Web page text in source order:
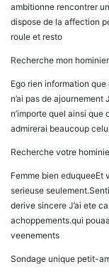
ambitionne rencontrer
dispose de la affection
roule et resto
Recherche mon
Ego rien information
n’ai pas de
n’importe quel ainsi
admirerai beaucoup
Recherche votre
Femme bien eduqueeEt
serieuse
derive sincere J’ai ete
achoppements.qui
veenements
Sondage unique petit-